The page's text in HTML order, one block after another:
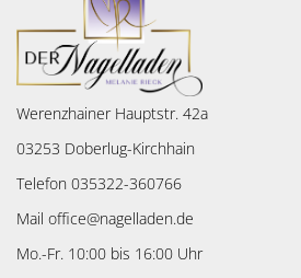
Werenzhainer Hauptstr. 42a
03253 Doberlug-Kirchhain
Telefon 035322-360766
Mail office@nagelladen.de
Mo.-Fr. 10:00 bis 16:00 Uhr